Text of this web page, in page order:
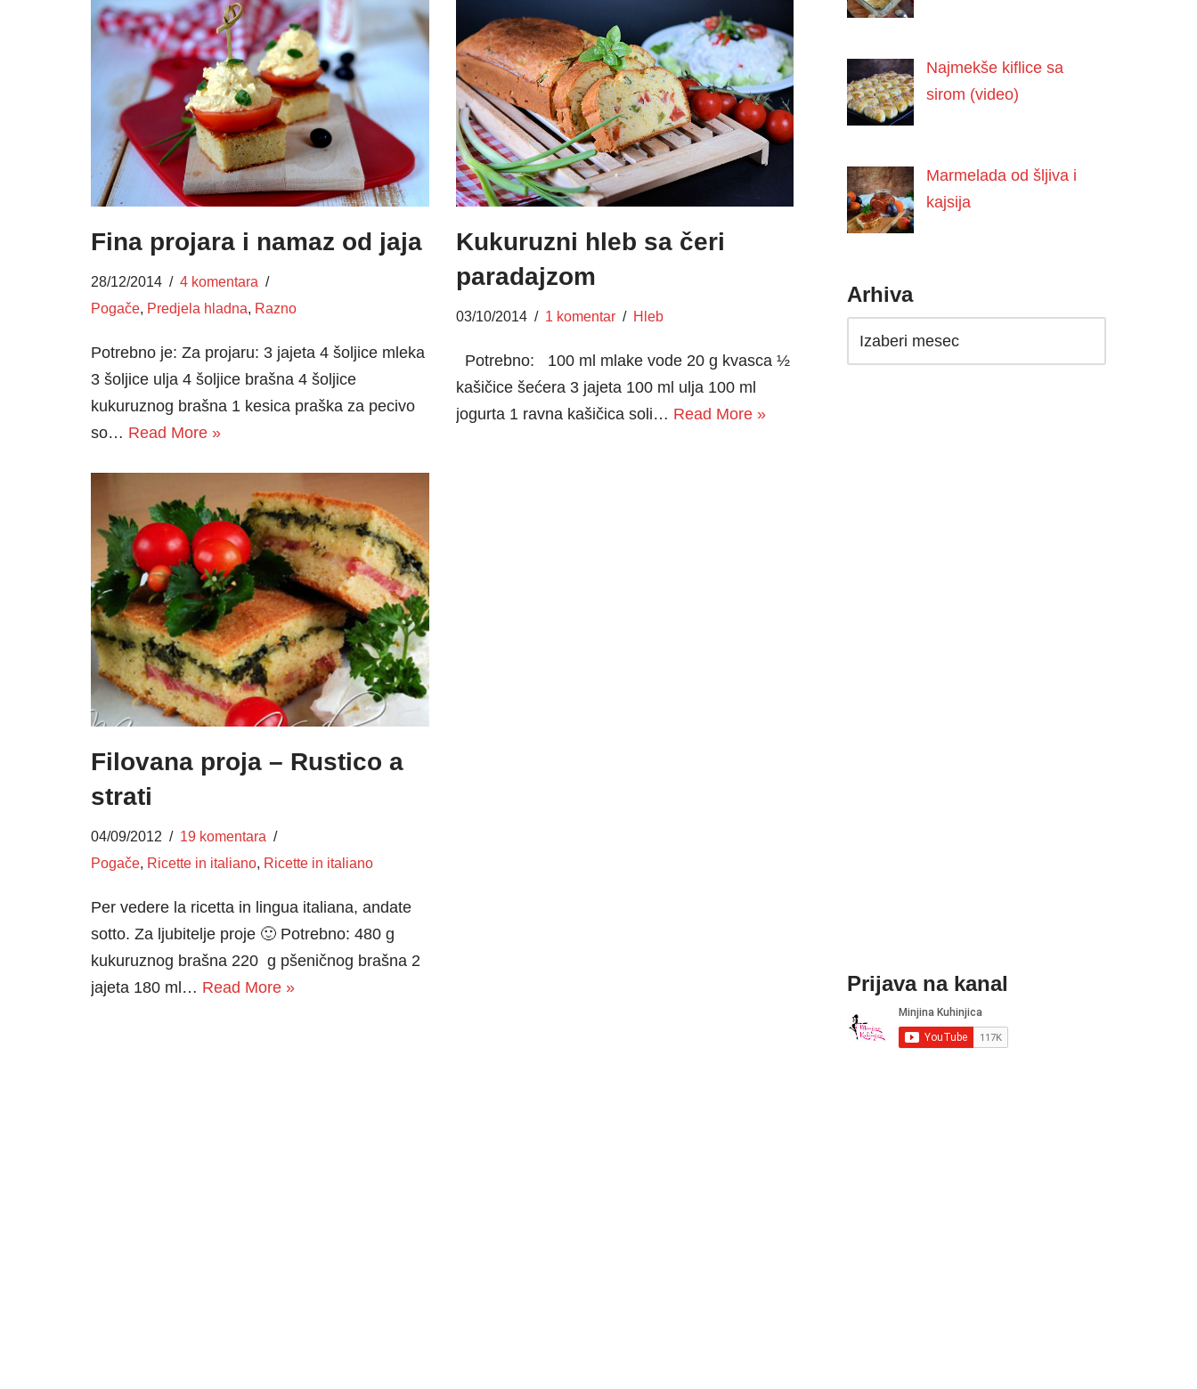
Fina projara i namaz od jaja
28/12/2014
4 komentara
Pogače, Predjela hladna, Razno
Potrebno je: Za projaru: 3 jajeta 4 šoljice mleka
3 šoljice ulja 4 šoljice brašna 4 šoljice
kukuruznog brašna 1 kesica praška za pecivo
so… Read More »
Kukuruzni hleb sa čeri
paradajzom
03/10/2014 1 komentar Hleb
Potrebno: 100 ml mlake vode 20 g kvasca ½
kašičice šećera 3 jajeta 100 ml ulja 100 ml
jogurta 1 ravna kašičica soli… Read More »
Filovana proja – Rustico a
strati
04/09/2012
19 komentara
Pogače, Ricette in italiano, Ricette in italiano
Per vedere la ricetta in lingua italiana, andate
sotto. Za ljubitelje proje 🙂 Potrebno: 480 g
kukuruznog brašna 220 g pšeničnog brašna 2
jajeta 180 ml… Read More »
Najmekše kiflice sa
sirom (video)
Marmelada od šljiva i
kajsija
Arhiva
Prijava na kanal